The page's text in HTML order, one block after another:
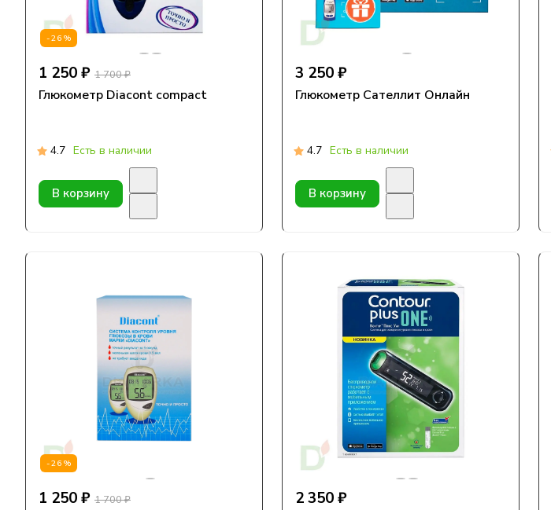
-26%
1 250 ₽ 1 700 ₽
Глюкометр Diacont compact
4.7 Есть в наличии
В корзину
3 250 ₽
Глюкометр Сателлит Онлайн
4.7 Есть в наличии
В корзину
-26%
1 250 ₽ 1 700 ₽ 2 350 ₽